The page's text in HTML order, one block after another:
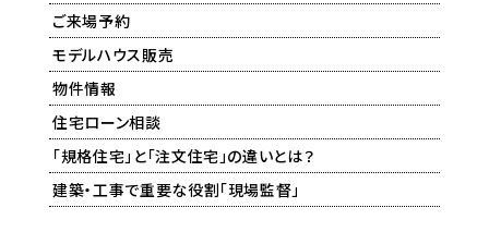
ご来場予約
モデルハウス販売
物件情報
住宅ローン相談
「規格住宅」と「注文住宅」の違いとは？
建築・工事で重要な役割「現場監督」